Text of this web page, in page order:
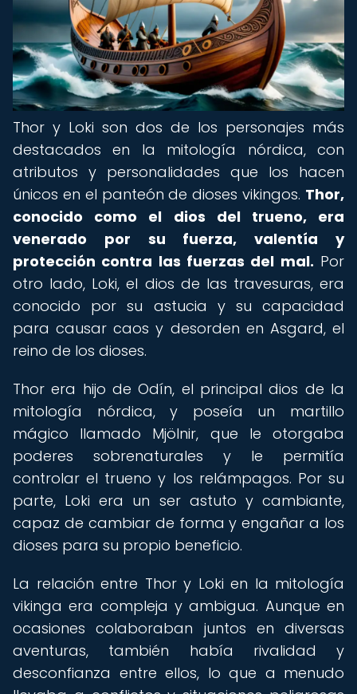
Thor y Loki son dos de los personajes más
destacados en la mitología nórdica, con
atributos y personalidades que los hacen
únicos en el panteón de dioses vikingos. Thor,
conocido como el dios del trueno, era
venerado por su fuerza, valentía y
protección contra las fuerzas del mal. Por
otro lado, Loki, el dios de las travesuras, era
conocido por su astucia y su capacidad
para causar caos y desorden en Asgard, el
reino de los dioses.
Thor era hijo de Odín, el principal dios de la
mitología nórdica, y poseía un martillo
mágico llamado Mjölnir, que le otorgaba
poderes sobrenaturales y le permitía
controlar el trueno y los relámpagos. Por su
parte, Loki era un ser astuto y cambiante,
capaz de cambiar de forma y engañar a los
dioses para su propio beneficio.
La relación entre Thor y Loki en la mitología
vikinga era compleja y ambigua. Aunque en
ocasiones colaboraban juntos en diversas
aventuras, también había rivalidad y
desconfianza entre ellos, lo que a menudo